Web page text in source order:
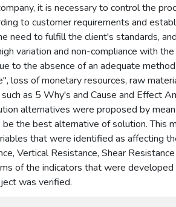
it is necessary to control the
to customer requirements and
need to fulfill the client's standards,
variation and non-compliance with
to the absence of an adequate
loss of monetary resources, raw
as 5 Why's and Cause and Effect
alternatives were proposed by
the best alternative of solution. This
that were identified as affecting
Vertical Resistance, Shear
of the indicators that were
was verified.